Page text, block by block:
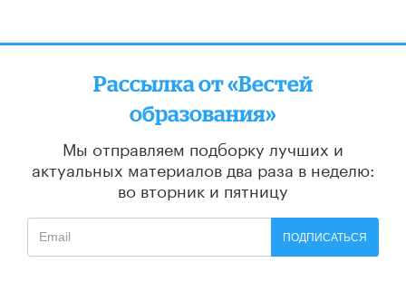
Рассылка от «Вестей
образования»
Мы отправляем подборку лучших и
актуальных материалов два раза в неделю:
во вторник и пятницу
ПОДПИСАТЬСЯ